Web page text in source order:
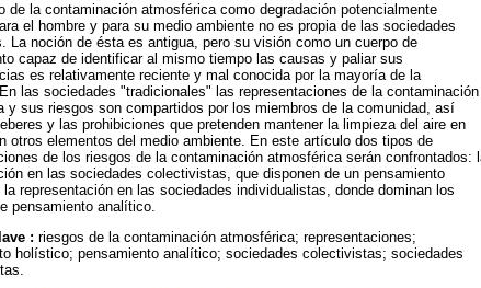
de la contaminación atmosférica como degradación potencialmente
el hombre y para su medio ambiente no es propia de las sociedades
La noción de ésta es antigua, pero su visión como un cuerpo de
capaz de identificar al mismo tiempo las causas y paliar sus
es relativamente reciente y mal conocida por la mayoría de la
las sociedades "tradicionales" las representaciones de la contaminación
y sus riesgos son compartidos por los miembros de la comunidad, así
y las prohibiciones que pretenden mantener la limpieza del aire en
otros elementos del medio ambiente. En este artículo dos tipos de
de los riesgos de la contaminación atmosférica serán confrontados:
en las sociedades colectivistas, que disponen de un pensamiento
representación en las sociedades individualistas, donde dominan los
pensamiento analítico.
: riesgos de la contaminación atmosférica; representaciones;
holístico; pensamiento analítico; sociedades colectivistas; sociedades